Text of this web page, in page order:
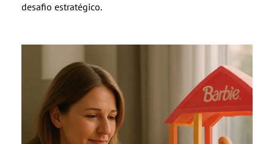
desafio estratégico.